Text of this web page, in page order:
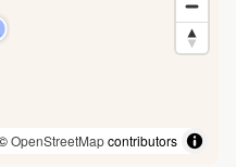
OpenStreetMapcontributors